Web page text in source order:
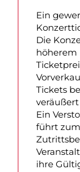
Ein
Die
höherem
Tickets
Ein
führt
ihre